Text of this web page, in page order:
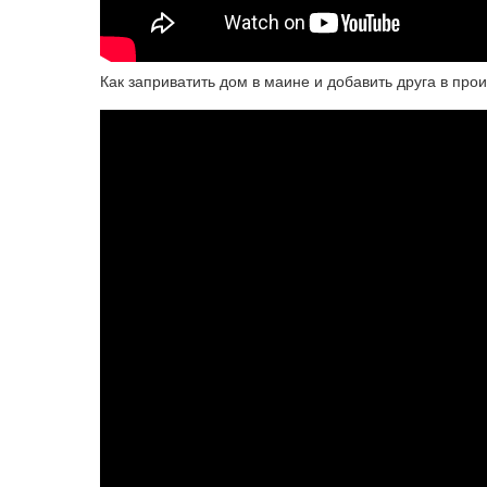
Как заприватить дом в маине и добавить друга в